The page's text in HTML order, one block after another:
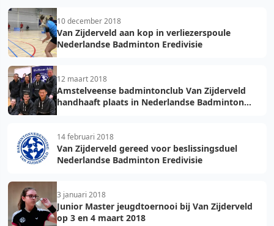
10 december 2018
Van Zijderveld aan kop in verliezerspoule
Nederlandse Badminton Eredivisie
12 maart 2018
Amstelveense badmintonclub Van Zijderveld
handhaaft plaats in Nederlandse Badminton
14 februari 2018
Van Zijderveld gereed voor beslissingsduel
Nederlandse Badminton Eredivisie
3 januari 2018
Junior Master jeugdtoernooi bij Van Zijderveld
op 3 en 4 maart 2018